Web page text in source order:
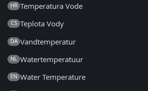
HR Temperatura Vode
CS Teplota Vody
DA Vandtemperatur
NL Watertemperatuur
EN Water Temperature